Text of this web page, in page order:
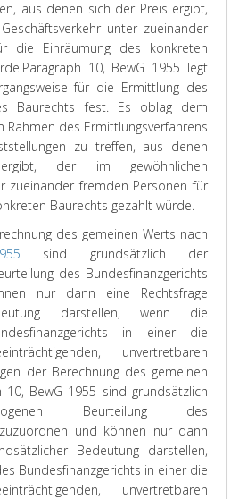
aus denen sich der Preis ergibt,
unter zueinander
die Einräumung des konkreten
Paragraph 10, BewG 1955 legt
für die Ermittlung des
Baurechts fest. Es oblag dem
Rahmen des Ermittlungsverfahrens
zu treffen, aus denen
der im gewöhnlichen
zueinander fremden Personen für
Baurechts gezahlt würde.
des gemeinen Werts nach
sind grundsätzlich der
des Bundesfinanzgerichts
nur dann eine Rechtsfrage
darstellen, wenn die
in einer die
unvertretbaren
der Berechnung des gemeinen
10, BewG 1955 sind grundsätzlich
Beurteilung des
und können nur dann
Bedeutung darstellen,
Bundesfinanzgerichts in einer die
unvertretbaren